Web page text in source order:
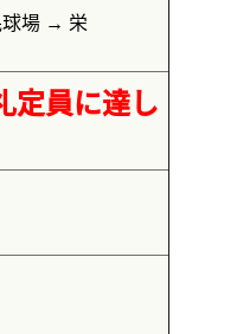
場 → 栄
定員に達し